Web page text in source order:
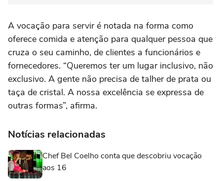
A vocação para servir é notada na forma como
oferece comida e atenção para qualquer pessoa que
cruza o seu caminho, de clientes a funcionários e
fornecedores. “Queremos ter um lugar inclusivo, não
exclusivo. A gente não precisa de talher de prata ou
taça de cristal. A nossa excelência se expressa de
outras formas”, afirma.
Notícias relacionadas
Chef Bel Coelho conta que descobriu vocação
aos 16